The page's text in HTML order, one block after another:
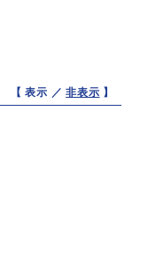
【 表示 ／非表示 】